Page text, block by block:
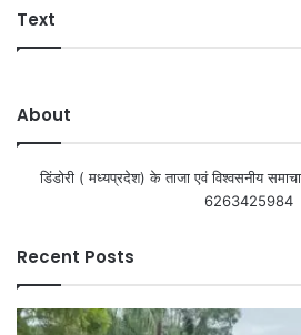
Text
About
डिंडोरी ( मध्यप्रदेश) के ताजा एवं विश्वसनीय
6263425984
Recent Posts